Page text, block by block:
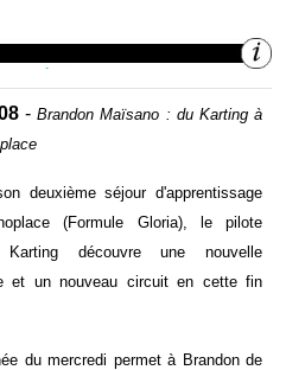
-Brandon Maïsano : du Karting à
deuxième séjour d'apprentissage
(Formule Gloria), le pilote
Karting découvre une nouvelle
et un nouveau circuit en cette fin
du mercredi permet à Brandon de